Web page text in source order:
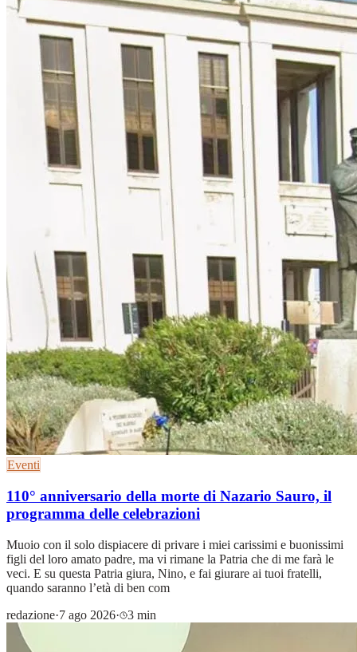
Eventi
110° anniversario della morte di Nazario Sauro, il
programma delle celebrazioni
Muoio con il solo dispiacere di privare i miei carissimi e buonissimi
figli del loro amato padre, ma vi rimane la Patria che di me farà le
veci. E su questa Patria giura, Nino, e fai giurare ai tuoi fratelli,
quando saranno l’età di ben com
redazione·7 ago 2026· 3 min